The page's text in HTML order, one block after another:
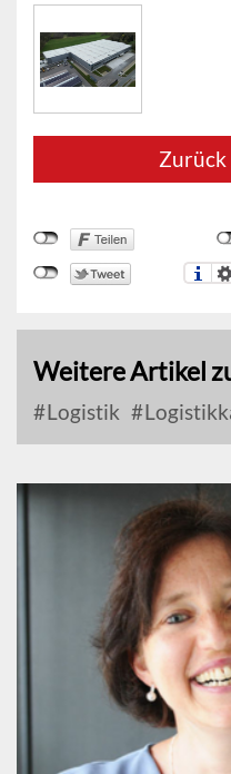
Weitere Artikel
Logistik